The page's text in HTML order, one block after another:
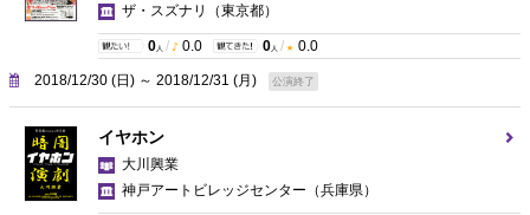
ザ・スズナリ
（東京都）
0 人 / 0.0 0 人 / 0.0
2018/12/30 (日) ～ 2018/12/31 (月) 公演終了
イヤホン
大川興業
神戸アートビレッジセンター （兵庫県）